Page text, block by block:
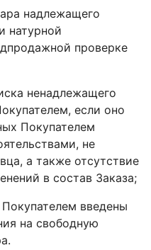
надлежащего
натурной
проверке
ненадлежащего
если оно
Покупателем
не
а также отсутствие
в состав Заказа;
введены
на свободную